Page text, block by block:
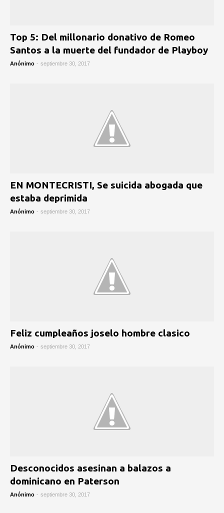
Top 5: Del millonario donativo de Romeo
Santos a la muerte del fundador de Playboy
Anónimo - septiembre 30, 2017
EN MONTECRISTI, Se suicida abogada que
estaba deprimida
Anónimo - septiembre 30, 2017
Feliz cumpleaños joselo hombre clasico
Anónimo - septiembre 30, 2017
Desconocidos asesinan a balazos a
dominicano en Paterson
Anónimo - septiembre 30, 2017